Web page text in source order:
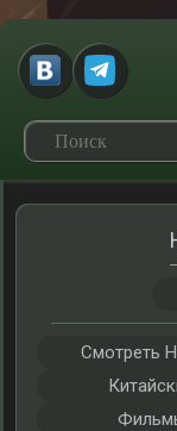
Смотреть